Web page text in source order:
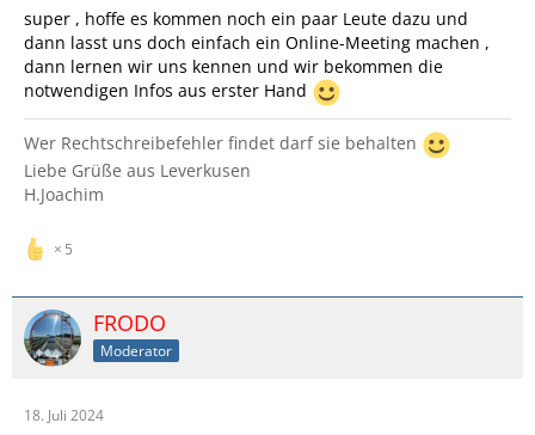
super , hoffe es kommen noch ein paar Leute dazu und
dann lasst uns doch einfach ein Online-Meeting machen ,
dann lernen wir uns kennen und wir bekommen die
notwendigen Infos aus erster Hand
Wer Rechtschreibefehler findet darf sie behalten
Liebe Grüße aus Leverkusen
H.Joachim
5
FRODO
Moderator
18. Juli 2024